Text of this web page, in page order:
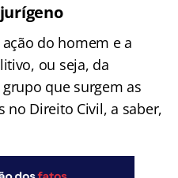
do homem e a
ou seja, da
que surgem as
no Direito Civil, a saber,